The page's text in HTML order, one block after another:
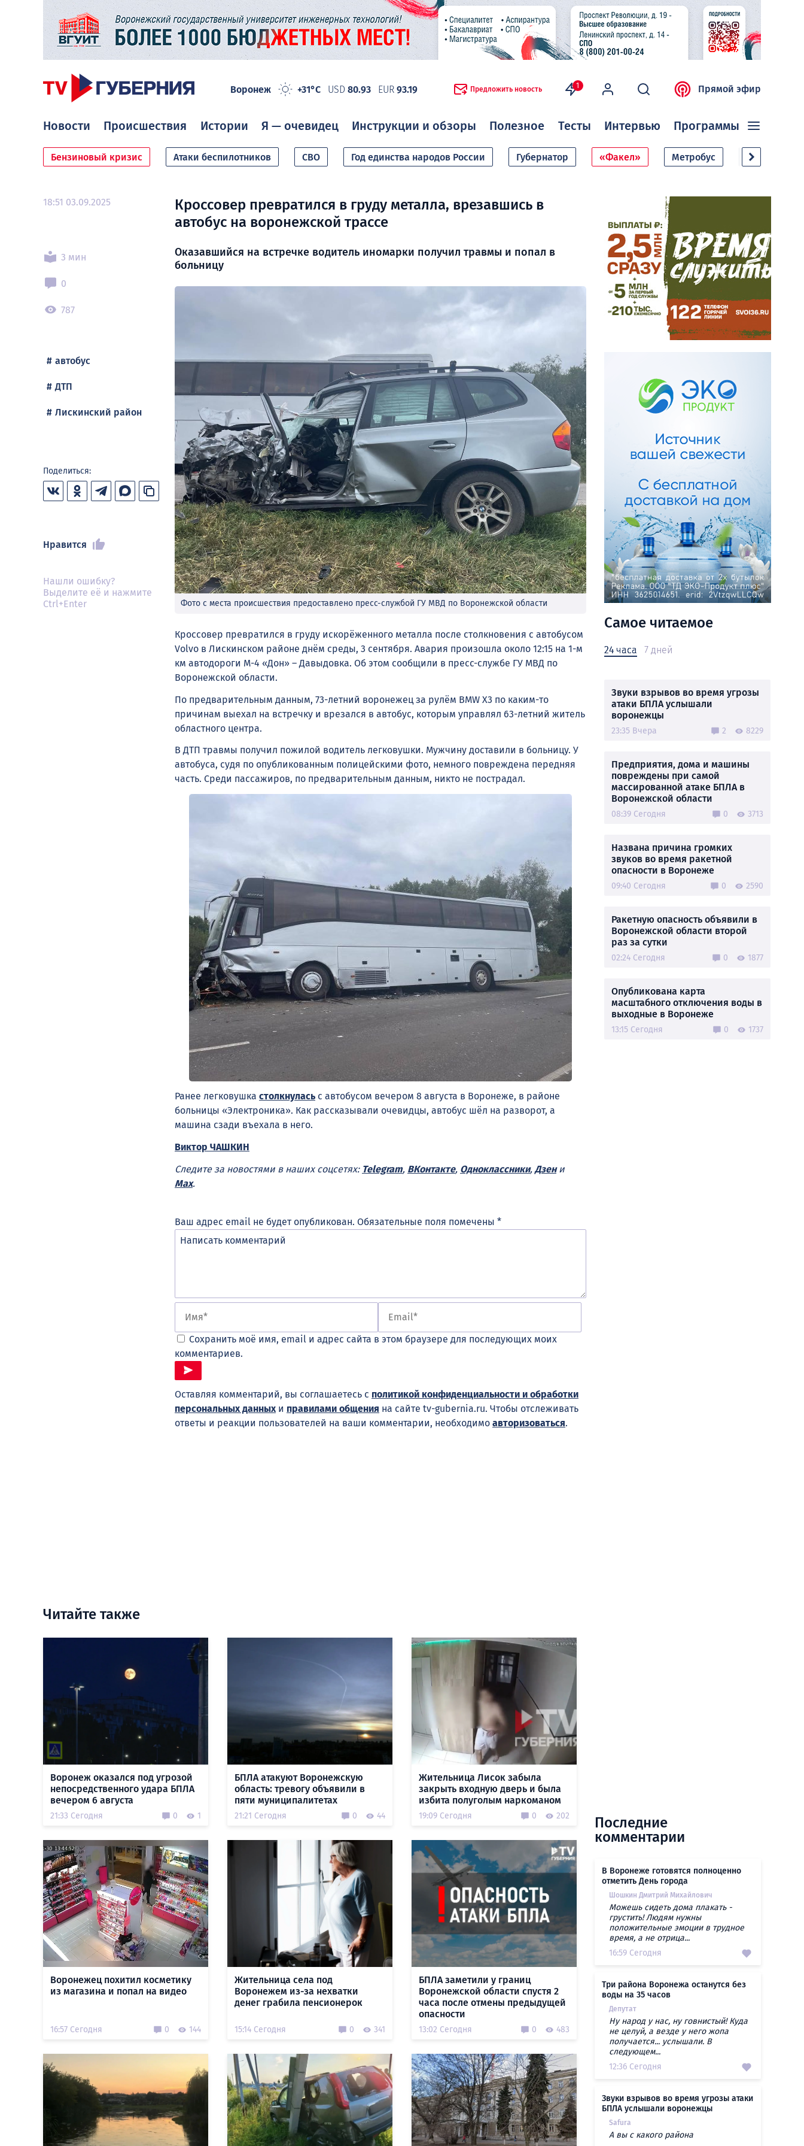
Воронеж +31°C USD 80.93 EUR 93.19 Предложить новость 1 Прямой эфир
Новости Происшествия Истории Я — очевидец Инструкции и обзоры Полезное Тесты Интервью Программы
Бензиновый кризис Атаки беспилотников СВО Год единства народов России Губернатор «Факел» Метробус Дачный
18:51 03.09.2025
3 мин
0
787
автобус
ДТП
Лискинский район
Поделиться:
Нравится
Нашли ошибку?
Выделите её и нажмите
Ctrl+Enter
Кроссовер превратился в груду металла, врезавшись в
автобус на воронежской трассе
Оказавшийся на встречке водитель иномарки получил травмы и попал в
больницу
Фото с места происшествия предоставлено пресс-службой ГУ МВД по Воронежской области
Кроссовер превратился в груду искорёженного металла после столкновения с автобусом
Volvo в Лискинском районе днём среды, 3 сентября. Авария произошла около 12:15 на 1-м
км автодороги М-4 «Дон» – Давыдовка. Об этом сообщили в пресс-службе ГУ МВД по
Воронежской области.
По предварительным данным, 73-летний воронежец за рулём BMW X3 по каким-то
причинам выехал на встречку и врезался в автобус, которым управлял 63-летний житель
областного центра.
В ДТП травмы получил пожилой водитель легковушки. Мужчину доставили в больницу. У
автобуса, судя по опубликованным полицейскими фото, немного повреждена передняя
часть. Среди пассажиров, по предварительным данным, никто не пострадал.
Ранее легковушка столкнулась с автобусом вечером 8 августа в Воронеже, в районе
больницы «Электроника». Как рассказывали очевидцы, автобус шёл на разворот, а
машина сзади въехала в него.
Виктор ЧАШКИН
Следите за новостями в наших соцсетях: Telegram, ВКонтакте, Одноклассники, Дзени
Max.
Ваш адрес email не будет опубликован. Обязательные поля помечены *
Сохранить моё имя, email и адрес сайта в этом браузере для последующих моих
комментариев.
Оставляя комментарий, вы соглашаетесь с политикой конфиденциальности и обработки
персональных данныхи правилами общения на сайте tv-gubernia.ru. Чтобы отслеживать
ответы и реакции пользователей на ваши комментарии, необходимо авторизоваться.
Самое читаемое
24 часа 7 дней
Звуки взрывов во время угрозы
атаки БПЛА услышали
воронежцы
23:35 Вчера 2 8229
Предприятия, дома и машины
повреждены при самой
массированной атаке БПЛА в
Воронежской области
08:39 Сегодня 0 3713
Названа причина громких
звуков во время ракетной
опасности в Воронеже
09:40 Сегодня 0 2590
Ракетную опасность объявили в
Воронежской области второй
раз за сутки
02:24 Сегодня 0 1877
Опубликована карта
масштабного отключения воды в
выходные в Воронеже
13:15 Сегодня 0 1737
Читайте также
Воронеж оказался под угрозой
непосредственного удара БПЛА
вечером 6 августа
21:33 Сегодня 0 1
БПЛА атакуют Воронежскую
область: тревогу объявили в
пяти муниципалитетах
21:21 Сегодня 0 44
Жительница Лисок забыла
закрыть входную дверь и была
избита полуголым наркоманом
19:09 Сегодня 0 202
Воронежец похитил косметику
из магазина и попал на видео
16:57 Сегодня 0 144
Жительница села под
Воронежем из-за нехватки
денег грабила пенсионерок
15:14 Сегодня 0 341
БПЛА заметили у границ
Воронежской области спустя 2
часа после отмены предыдущей
опасности
13:02 Сегодня 0 483
Последние
комментарии
В Воронеже готовятся полноценно
отметить День города
Шошкин Дмитрий Михайлович
Можешь сидеть дома плакать -
грустить! Людям нужны
положительные эмоции в трудное
время, а не отрица...
16:59 Сегодня
Три района Воронежа останутся без
воды на 35 часов
Депутат
Ну народ у нас, ну говнистый! Куда
не целуй, а везде у него жопа
получается... услышали. В
следующем...
12:36 Сегодня
Звуки взрывов во время угрозы атаки
БПЛА услышали воронежцы
Safura
А вы с какого района